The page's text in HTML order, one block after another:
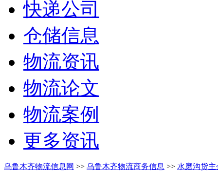
快递公司
仓储信息
物流资讯
物流论文
物流案例
更多资讯
乌鲁木齐物流信息网 >> 乌鲁木齐物流商务信息 >> 水磨沟货